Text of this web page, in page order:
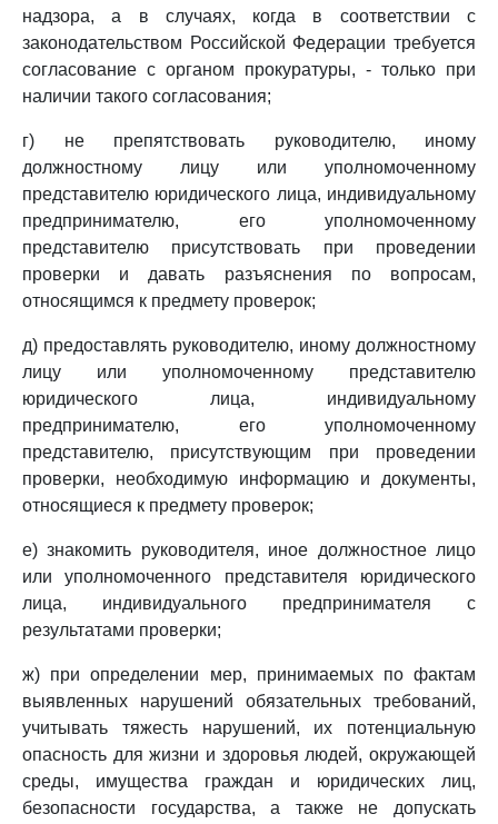
надзора, а в случаях, когда в соответствии с
законодательством Российской Федерации требуется
согласование с органом прокуратуры, - только при
наличии такого согласования;
г) не препятствовать руководителю, иному
должностному лицу или уполномоченному
представителю юридического лица, индивидуальному
предпринимателю, его уполномоченному
представителю присутствовать при проведении
проверки и давать разъяснения по вопросам,
относящимся к предмету проверок;
д) предоставлять руководителю, иному должностному
лицу или уполномоченному представителю
юридического лица, индивидуальному
предпринимателю, его уполномоченному
представителю, присутствующим при проведении
проверки, необходимую информацию и документы,
относящиеся к предмету проверок;
е) знакомить руководителя, иное должностное лицо
или уполномоченного представителя юридического
лица, индивидуального предпринимателя с
результатами проверки;
ж) при определении мер, принимаемых по фактам
выявленных нарушений обязательных требований,
учитывать тяжесть нарушений, их потенциальную
опасность для жизни и здоровья людей, окружающей
среды, имущества граждан и юридических лиц,
безопасности государства, а также не допускать